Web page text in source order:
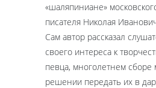
«шаляпиниане»
писателя Николая
Сам автор рассказал
своего интереса к
певца, многолетнем сборе
решении передать их в